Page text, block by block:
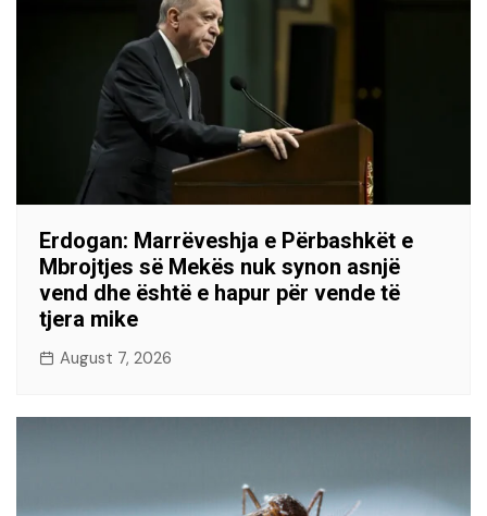
Erdogan: Marrëveshja e Përbashkët e
Mbrojtjes së Mekës nuk synon asnjë
vend dhe është e hapur për vende të
tjera mike
August 7, 2026